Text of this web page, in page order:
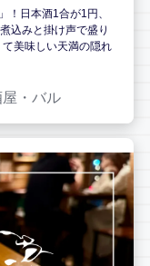
！日本酒1合が1円、
込みと掛け声で盛り
て美味しい天満の隠れ
屋・バル